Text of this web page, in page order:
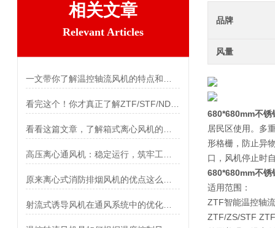
相关文章
Relevant Articles
品牌
风量
680*680mm不锈
居民区使用。多
形格栅，防止异
口，风机停止时
680*680mm不锈
适用范围：
ZTF智能温控轴
ZTF/ZS/STF